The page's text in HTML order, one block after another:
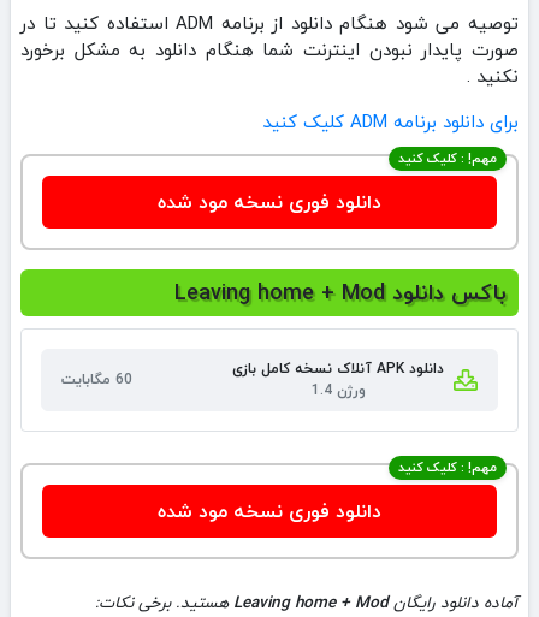
توصیه می شود هنگام دانلود از برنامه ADM استفاده کنید تا در
صورت پایدار نبودن اینترنت شما هنگام دانلود به مشکل برخورد
نکنید .
برای دانلود برنامه ADM کلیک کنید
مهم! : کلیک کنید
دانلود فوری نسخه مود شده
باکس دانلود Leaving home + Mod
دانلود APK آنلاک نسخه کامل بازی
ورژن 1.4
60 مگابایت
مهم! : کلیک کنید
دانلود فوری نسخه مود شده
آماده دانلود رایگانLeaving home + Mod هستید. برخی نکات: